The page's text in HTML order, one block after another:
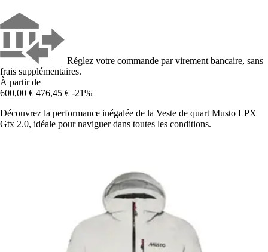
Réglez votre commande par virement bancaire, sans
frais supplémentaires.
À partir de
600,00 € 476,45 € -21%
Découvrez la performance inégalée de la Veste de quart Musto LPX
Gtx 2.0, idéale pour naviguer dans toutes les conditions.